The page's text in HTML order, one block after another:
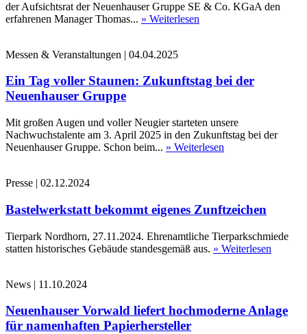
der Aufsichtsrat der Neuenhauser Gruppe SE & Co. KGaA den
erfahrenen Manager Thomas... » Weiterlesen
Messen & Veranstaltungen | 04.04.2025
Ein Tag voller Staunen: Zukunftstag bei der
Neuenhauser Gruppe
Mit großen Augen und voller Neugier starteten unsere
Nachwuchstalente am 3. April 2025 in den Zukunftstag bei der
Neuenhauser Gruppe. Schon beim... » Weiterlesen
Presse | 02.12.2024
Bastelwerkstatt bekommt eigenes Zunftzeichen
Tierpark Nordhorn, 27.11.2024. Ehrenamtliche Tierparkschmiede
statten historisches Gebäude standesgemäß aus. » Weiterlesen
News | 11.10.2024
Neuenhauser Vorwald liefert hochmoderne Anlage
für namenhaften Papierhersteller